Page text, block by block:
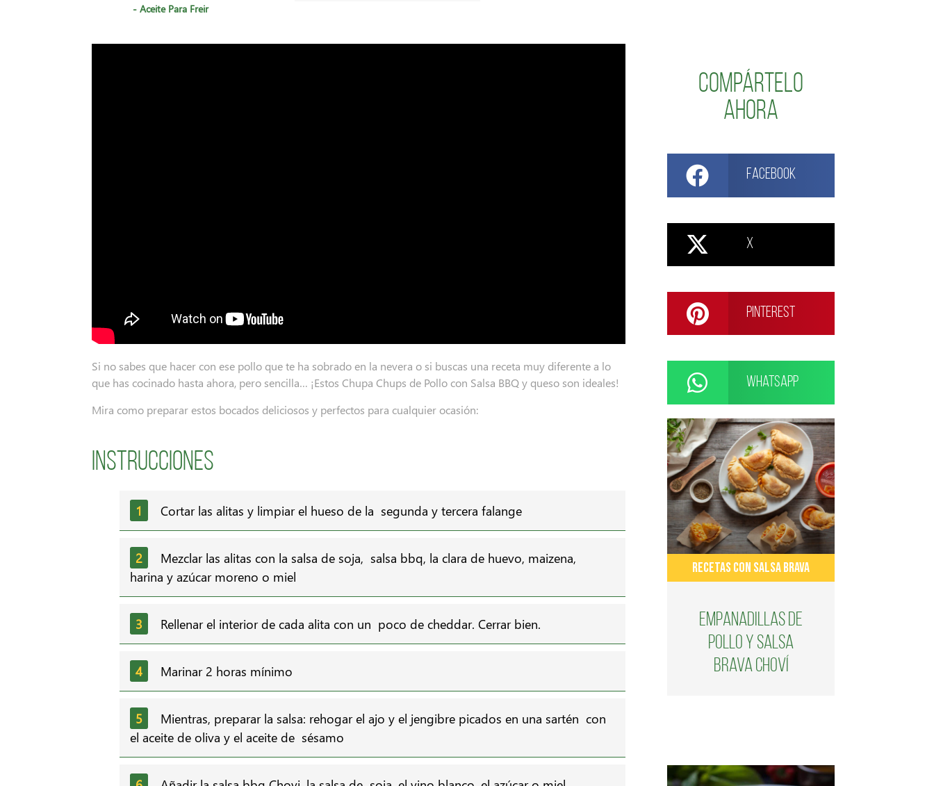
- Aceite Para Freir
Si no sabes que hacer con ese pollo que te ha sobrado en la nevera o si buscas una receta muy diferente a lo
que has cocinado hasta ahora, pero sencilla… ¡Estos Chupa Chups de Pollo con Salsa BBQ y queso son ideales!
Mira como preparar estos bocados deliciosos y perfectos para cualquier ocasión:
Instrucciones
Cortar las alitas y limpiar el hueso de la segunda y tercera falange
Mezclar las alitas con la salsa de soja, salsa bbq, la clara de huevo, maizena,
harina y azúcar moreno o miel
Rellenar el interior de cada alita con un poco de cheddar. Cerrar bien.
Marinar 2 horas mínimo
Mientras, preparar la salsa: rehogar el ajo y el jengibre picados en una sartén con
el aceite de oliva y el aceite de sésamo
Compártelo
ahora
Facebook
X
Pinterest
WhatsApp
RECETAS CON SALSA BRAVA
Empanadillas de
pollo y salsa
brava Choví